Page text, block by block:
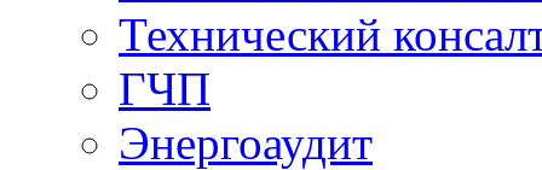
Технический
ГЧП
Энергоаудит